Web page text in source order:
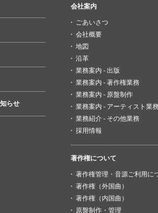
らせ
会社案内
ごあいさつ
会社概要
地図
沿革
業務案内 - 出版
業務案内 - 著作権業務
業務案内 - 原盤制作
業務案内 - アーティスト業務
業務紹介 - その他業務
採用情報
著作権について
著作権管理・音源ご利用に
著作権（外国曲）
著作権（内国曲）
原盤制作・管理